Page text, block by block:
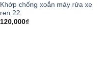
Khớp chống xoắn máy rửa xe
ren 22
120,000₫